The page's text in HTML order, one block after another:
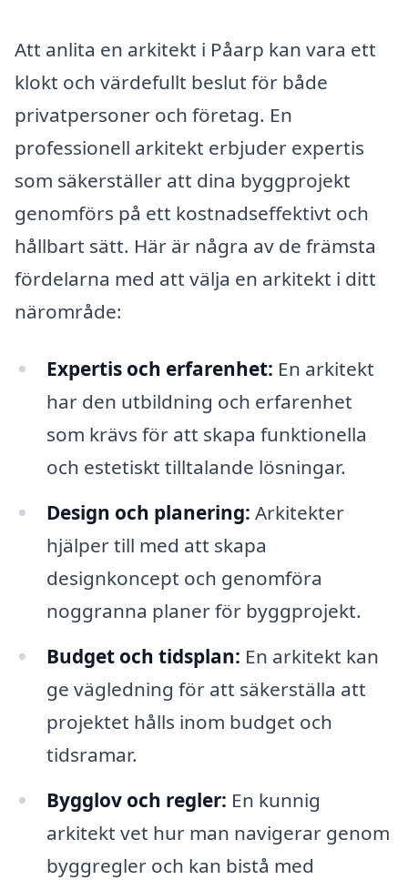
Att anlita en arkitekt i Påarp kan vara ett
klokt och värdefullt beslut för både
privatpersoner och företag. En
professionell arkitekt erbjuder expertis
som säkerställer att dina byggprojekt
genomförs på ett kostnadseffektivt och
hållbart sätt. Här är några av de främsta
fördelarna med att välja en arkitekt i ditt
närområde:
Expertis och erfarenhet: En arkitekt
har den utbildning och erfarenhet
som krävs för att skapa funktionella
och estetiskt tilltalande lösningar.
Design och planering: Arkitekter
hjälper till med att skapa
designkoncept och genomföra
noggranna planer för byggprojekt.
Budget och tidsplan: En arkitekt kan
ge vägledning för att säkerställa att
projektet hålls inom budget och
tidsramar.
Bygglov och regler: En kunnig
arkitekt vet hur man navigerar genom
byggregler och kan bistå med